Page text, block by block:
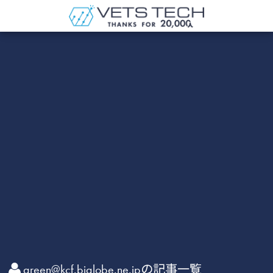
green@kcf.biglobe.ne.jpの記事一覧